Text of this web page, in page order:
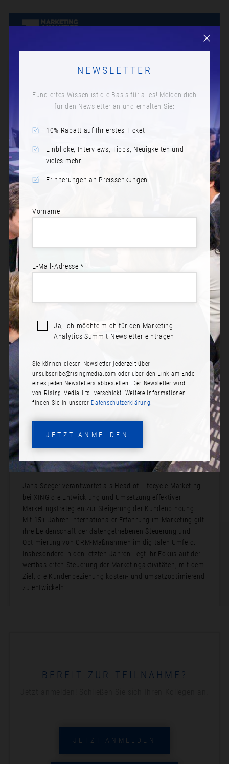
JANA SEEGER
Rolle:
Head of Lifecycle Marketing
Bio:
Jana Seeger verantwortet als Head of Lifecycle Marketing
bei XING die Entwicklung und Umsetzung effektiver
Marketingstrategien zur Steigerung der Kundenbindung.
Mit 15+ Jahren internationaler Erfahrung im Marketing gilt
ihre Leidenschaft der datengetriebenen Steuerung und
Optimierung von CRM-Maßnahmen im digitalen Umfeld.
Insbesondere in den letzten Jahren liegt ihr Fokus auf der
wertbasierten Steuerung der Marketingaktivitäten, mit dem
Ziel, die Kundenbeziehung kosten- und umsatzoptimierend
zu entwickeln.
BEREIT ZUR TEILNAHME?
JETZT ANMELDEN
NEWSLETTER
Fundiertes Wissen ist die Basis für alles! Melden dich
für den Newsletter an und erhalten Sie:
10% Rabatt auf Ihr erstes Ticket
Einblicke, Interviews, Tipps, Neuigkeiten und
vieles mehr
Erinnerungen an Preissenkungen
Vorname
E-Mail-Adresse *
Ja, ich möchte mich für den Marketing
Analytics Summit Newsletter eintragen!
Sie können diesen Newsletter jederzeit über
unsubscribe@risingmedia.com oder über den Link am Ende
eines jeden Newsletters abbestellen. Der Newsletter wird
von Rising Media Ltd. verschickt. Weitere Informationen
finden Sie in unserer Datenschutzerklärung.
JETZT ANMELDEN